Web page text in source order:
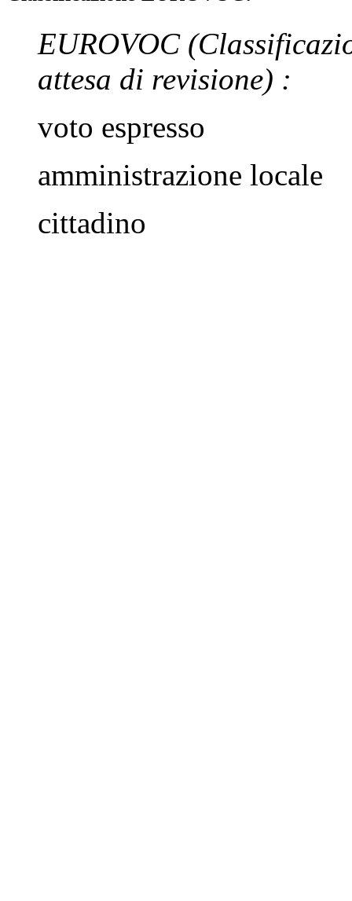
EUROVOC
attesa di revisione) :
voto espresso
amministrazione locale
cittadino